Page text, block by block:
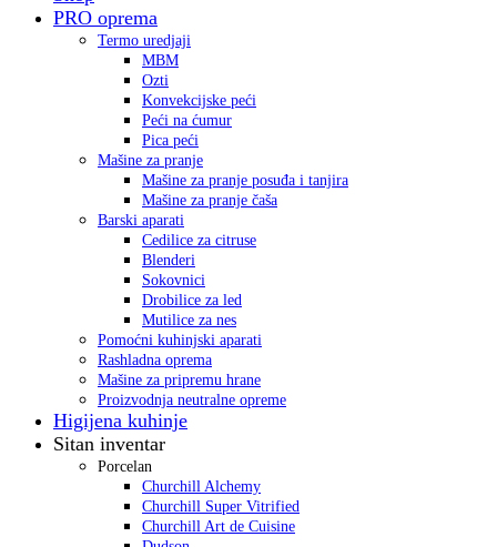
PRO oprema
Termo uredjaji
MBM
Ozti
Konvekcijske peći
Peći na ćumur
Pica peći
Mašine za pranje
Mašine za pranje posuđa i tanjira
Mašine za pranje čaša
Barski aparati
Cedilice za citruse
Blenderi
Sokovnici
Drobilice za led
Mutilice za nes
Pomoćni kuhinjski aparati
Rashladna oprema
Mašine za pripremu hrane
Proizvodnja neutralne opreme
Higijena kuhinje
Sitan inventar
Porcelan
Churchill Alchemy
Churchill Super Vitrified
Churchill Art de Cuisine